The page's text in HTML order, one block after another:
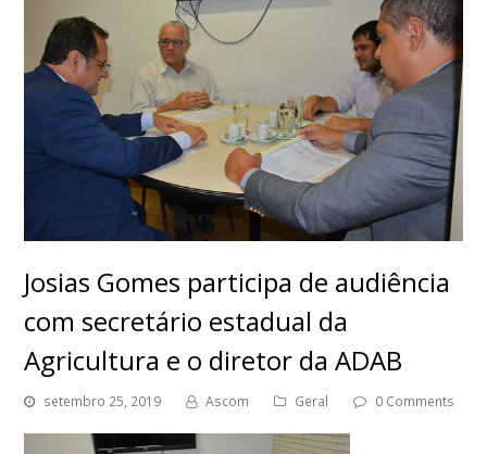
Josias Gomes participa de audiência
com secretário estadual da
Agricultura e o diretor da ADAB
setembro 25, 2019 Ascom Geral 0 Comments